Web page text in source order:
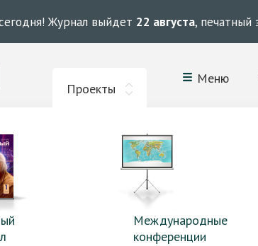
Журнал выйдет 22 августа, печатный
Проекты
Меню
Международные
конференции